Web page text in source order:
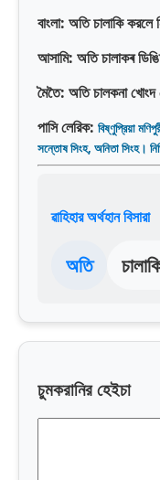
বাংলা: অতি চালাকি করলে
আসামি: অতি চালাকৰ
মৈতৈ: অতি চালকনা খোংদ
পাসি লেরিক: বিষ্ণুপ্রিয়া
সন্তোষ সিংহ, অনিতা সিংহ।
ৱাহিহার অর্থহান বিসারা
অতি
চুমকরানির হেইচা